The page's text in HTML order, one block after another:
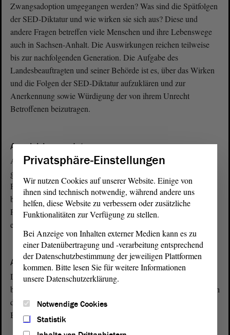
Zwangsadoption umgegangen werden? Was sind die Spätfolgen
der SED-Diktatur und wie wirken sie sich aus? Diese und
andere Fragen betreffen viele Menschen und ihre Lebenswege
auch in Sachsen-Anhalt. Die Auswirkungen reichen teilweise
bis zur nachfolgenden Generation. Die Aufgabe des
Landesbeauftragten und seiner Behörde ist es, über das Wirken
und die Folgen der SED-Diktatur aufzuklären und zur
Anerkennung sowie Würdigung der von ihrem Unrecht
Betroffenen beizutragen.
A
Ausgleichsmandat
Ausgleichsmandate dienen dazu, die bei der Wahl zustande
gekommenen Überhangmandate so auszugleichen, dass andere
Parteien, die keine Überhangmandate bekommen haben, nicht
benachteiligt werden. Ziel ist es, eine Zusammensetzung des
Parlaments zu erreichen, die der Zweitstimmenverteilung
entspricht.
A
Ausschuss
Die intensivste Auseinandersetzung der Abgeordneten mit
bestimmten Themen findet in den Ausschüssen statt. Sie bereiten
die Themen für die Plenarsitzung vor und geben
Beschlussempfehlungen ab.
Privatsphäre-Einstellungen
Wir nutzen Cookies auf unserer Website. Einige von
ihnen sind technisch notwendig, während andere uns
helfen, diese Website zu verbessern oder zusätzliche
Funktionalitäten zur Verfügung zu stellen.
Bei Anzeige von Inhalten externer Medien kann es zu
einer Datenübertragung und -verarbeitung entsprechend
der Datenschutzbestimmung der jeweiligen Plattformen
kommen. Bitte lesen Sie für weitere Informationen
unsere Datenschutzerklärung.
Notwendige Cookies
Statistik